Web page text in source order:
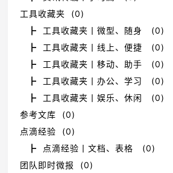
工具收藏夹 (0)
┣ 工具收藏夹丨微型、随身 (0)
┣ 工具收藏夹丨线上、便捷 (0)
┣ 工具收藏夹丨移动、助手 (0)
┣ 工具收藏夹丨办公、学习 (0)
┣ 工具收藏夹丨娱乐、休闲 (0)
参考文库 (0)
点滴经验 (0)
┣ 点滴经验丨文档、表格 (0)
团队即时微报 (0)